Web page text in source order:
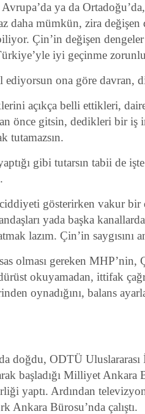
ya da
daha mümkün, zira değişen
Çin’in değişen
iyi geçinme
ediyorsun ona göre davran,
açıkça belli ettikleri, daire
önce gitsin, dedikleri bir iş
tutamazsın.
gibi tutarsın tabii de işte
gösterirken vakur bir
yada başka
lazım. Çin’in
olması gereken
okuyamadan, ittifak
oynadığını, balans
doğdu, ODTÜ
başladığı Milliyet Ankara
yaptı. Ardından
Ankara Bürosu’nda çalıştı.